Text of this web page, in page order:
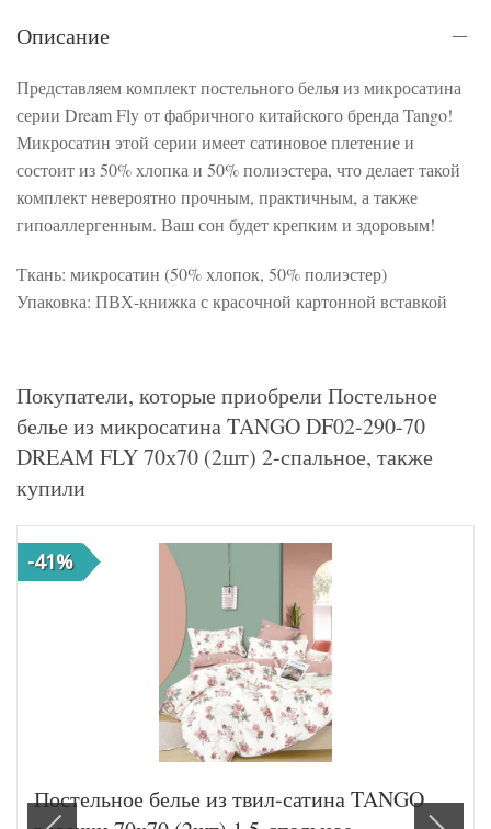
Описание
Представляем комплект постельного белья из микросатина
серии Dream Fly от фабричного китайского бренда Tango!
Микросатин этой серии имеет сатиновое плетение и
состоит из 50% хлопка и 50% полиэстера, что делает такой
комплект невероятно прочным, практичным, а также
гипоаллергенным. Ваш сон будет крепким и здоровым!
Ткань: микросатин (50% хлопок, 50% полиэстер)
Упаковка: ПВХ-книжка с красочной картонной вставкой
Покупатели, которые приобрели Постельное
белье из микросатина TANGO DF02-290-70
DREAM FLY 70х70 (2шт) 2-спальное, также
купили
-41%
Постельное белье из твил-сатина TANGO